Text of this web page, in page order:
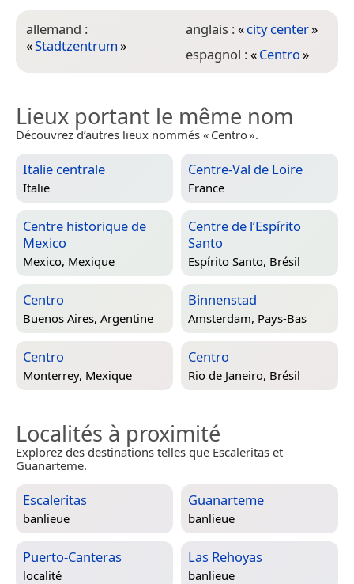
allemand :
«Stadtzentrum»
anglais :«city center»
espagnol :«Centro»
Lieux portant le même nom
Découvrez d’autres lieux nommés « Centro ».
Italie centrale
Italie
Centre-Val de Loire
France
Centre historique de
Mexico
Mexico, Mexique
Centre de l’Espírito
Santo
Espírito Santo, Brésil
Centro
Buenos Aires, Argentine
Binnenstad
Amsterdam, Pays-Bas
Centro
Monterrey, Mexique
Centro
Rio de Janeiro, Brésil
Localités à proximité
Explorez des destinations telles que Escaleritas et
Guanarteme.
Escaleritas
banlieue
Guanarteme
banlieue
Puerto-Canteras
localité
Las Rehoyas
banlieue